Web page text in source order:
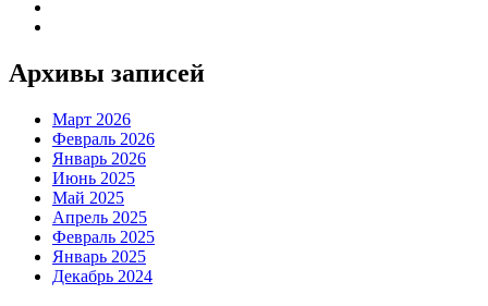
Архивы записей
Март 2026
Февраль 2026
Январь 2026
Июнь 2025
Май 2025
Апрель 2025
Февраль 2025
Январь 2025
Декабрь 2024